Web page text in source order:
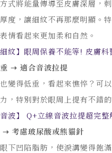
式將能量傳導至皮膚深層，
度，讓細紋不再那麼明顯。
情看起來更加柔和自然。
細紋】眼周保養不能等! 皮膚
➝ 適合音波拉提
變得低垂，看起來憔悴？可
，特別對於眼周上提有不錯
音波】 Q+立線音波拉提超完整
➝ 考慮玻尿酸或熊貓針
下凹陷脂肪，使淚溝變得飽